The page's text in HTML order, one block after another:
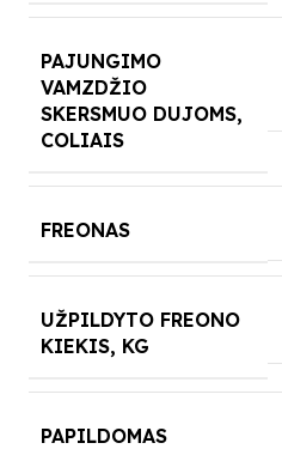
PAJUNGIMO
VAMZDŽIO
SKERSMUO DUJOMS,
COLIAIS
FREONAS
UŽPILDYTO FREONO
KIEKIS, KG
PAPILDOMAS